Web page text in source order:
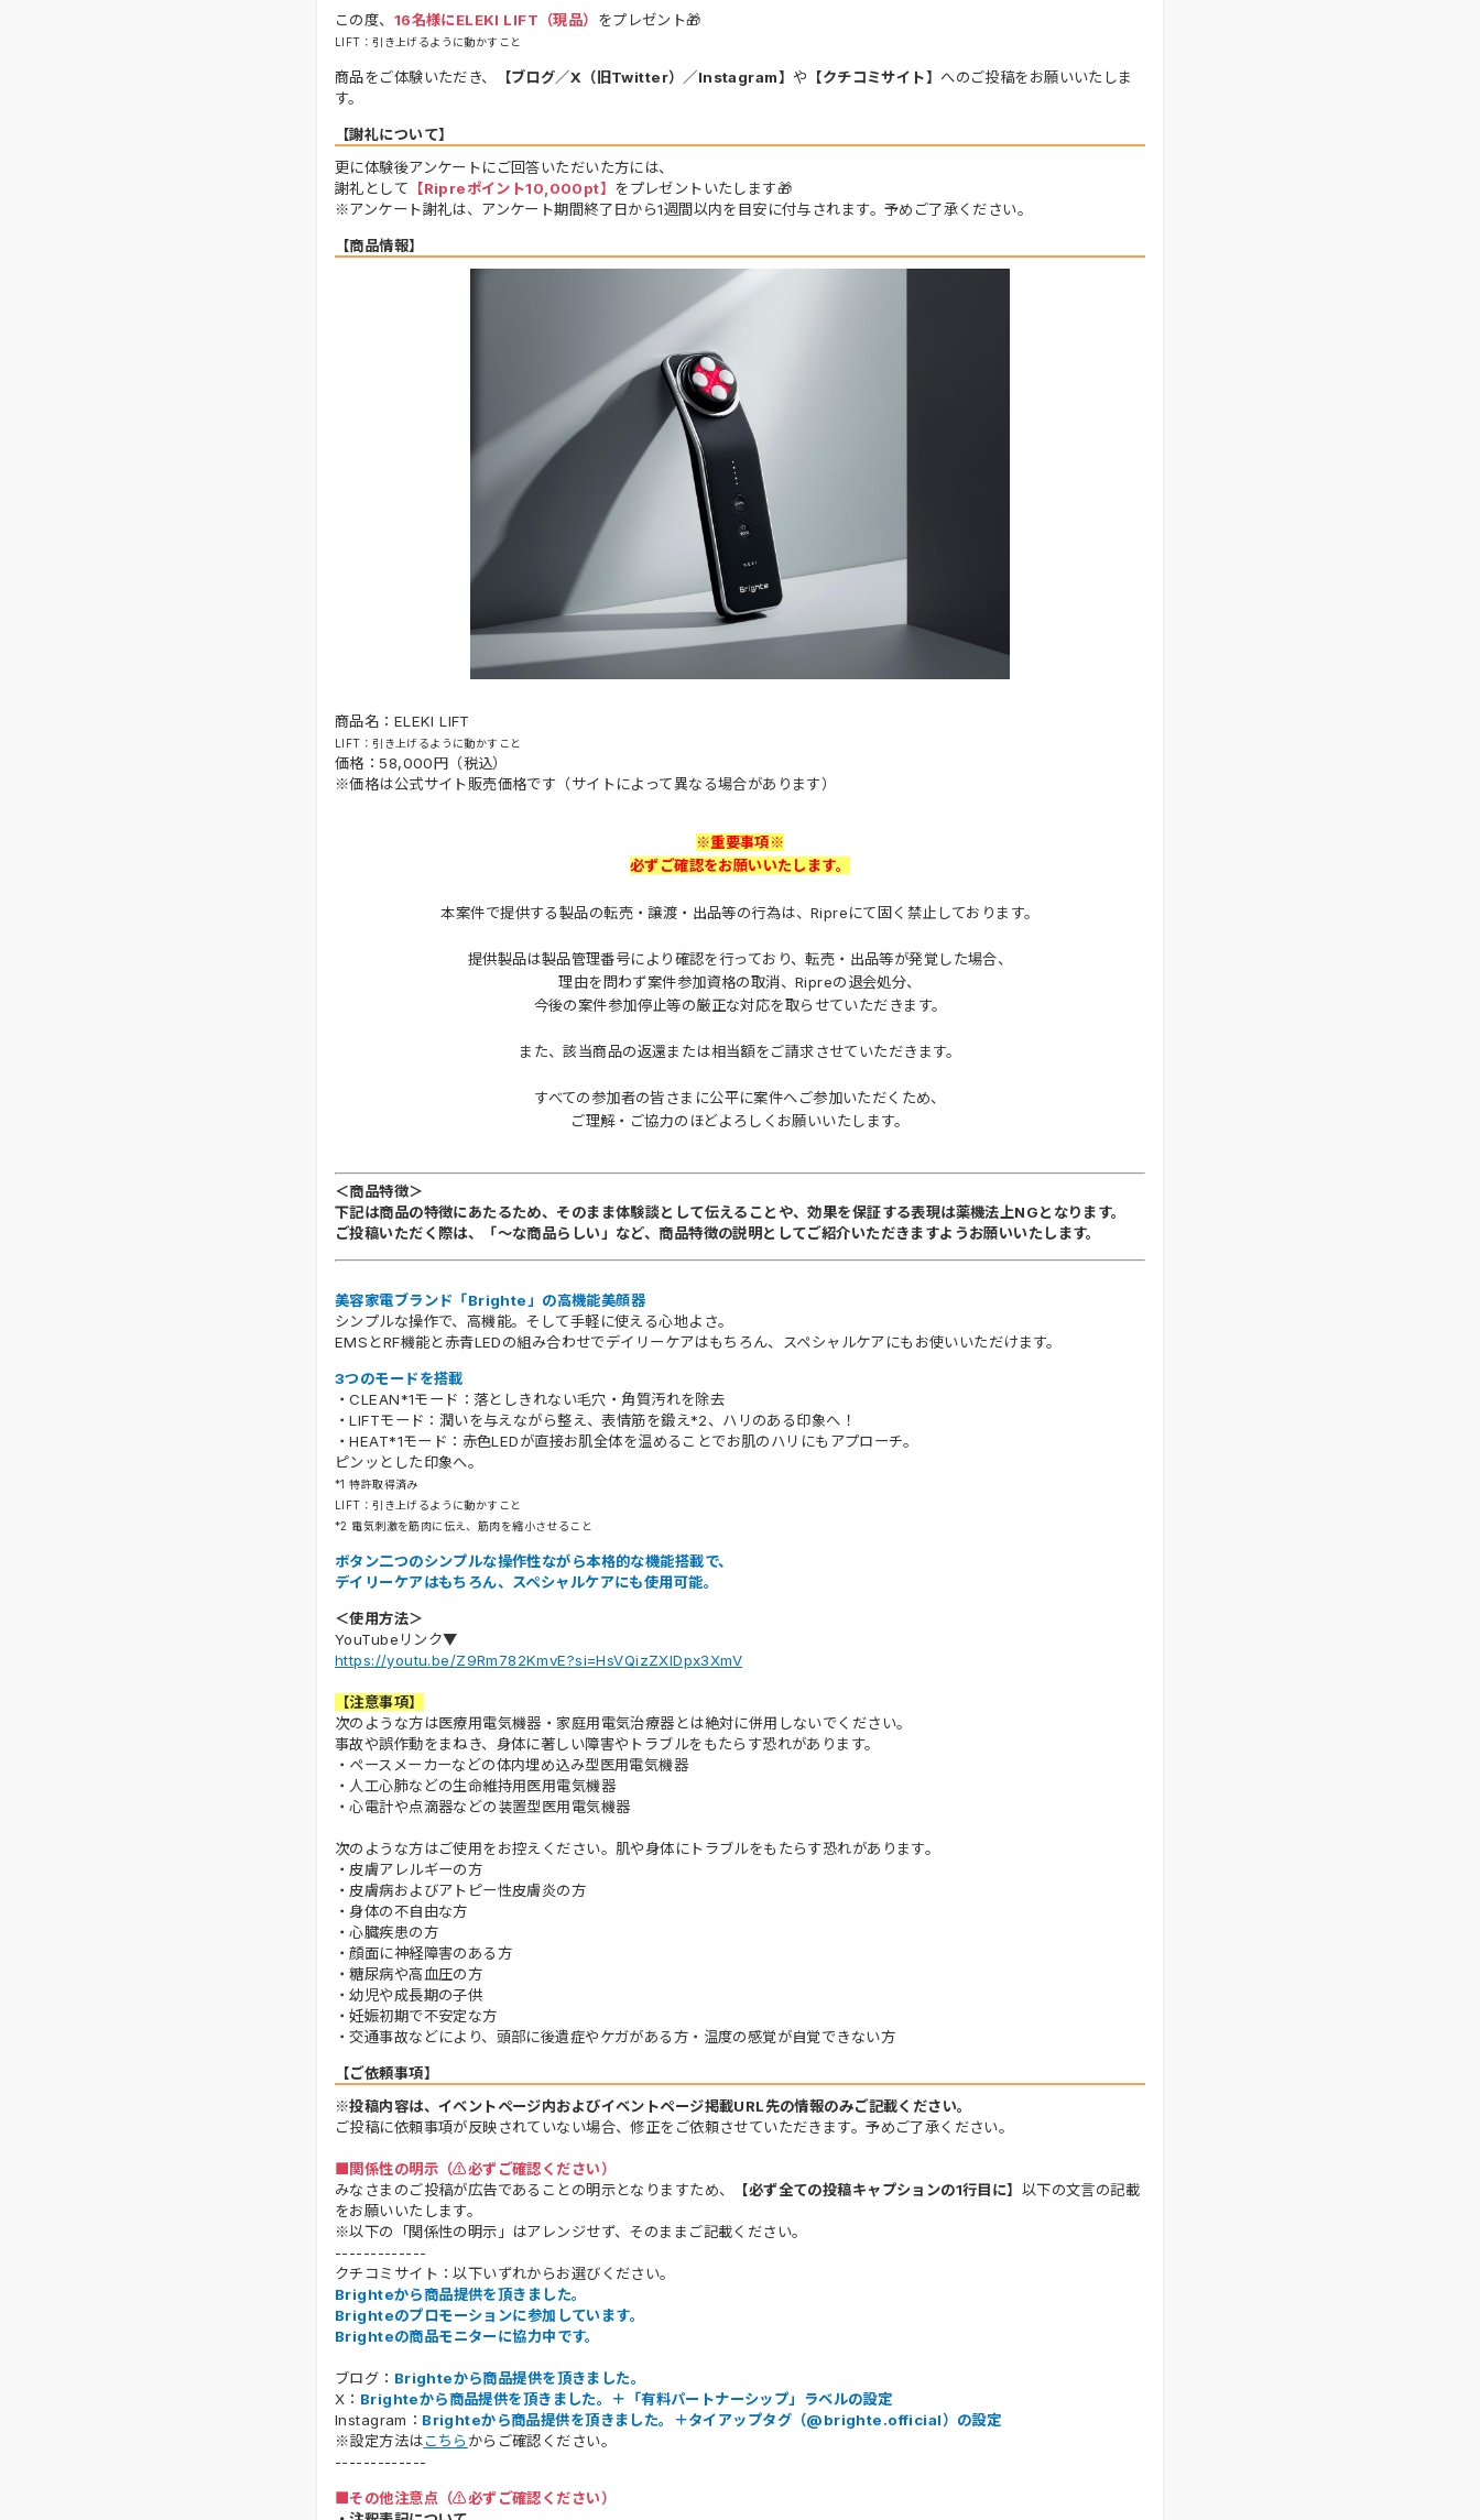
この度、 16名様にELEKI LIFT（現品） をプレゼント🎁
LIFT：引き上げるように動かすこと
商品をご体験いただき、 【ブログ／X（旧Twitter）／Instagram】 や 【クチコミサイト】 へのご投稿をお願いいたしま
す。
【謝礼について】
更に体験後アンケートにご回答いただいた方には、
謝礼として 【Ripreポイント10,000pt】 をプレゼントいたします🎁
※アンケート謝礼は、アンケート期間終了日から1週間以内を目安に付与されます。予めご了承ください。
【商品情報】
商品名：ELEKI LIFT
LIFT：引き上げるように動かすこと
価格：58,000円（税込）
※価格は公式サイト販売価格です（サイトによって異なる場合があります）
※重要事項※
必ずご確認をお願いいたします。
本案件で提供する製品の転売・譲渡・出品等の行為は、Ripreにて固く禁止しております。
提供製品は製品管理番号により確認を行っており、転売・出品等が発覚した場合、
理由を問わず案件参加資格の取消、Ripreの退会処分、
今後の案件参加停止等の厳正な対応を取らせていただきます。
また、該当商品の返還または相当額をご請求させていただきます。
すべての参加者の皆さまに公平に案件へご参加いただくため、
ご理解・ご協力のほどよろしくお願いいたします。
＜商品特徴＞
下記は商品の特徴にあたるため、そのまま体験談として伝えることや、効果を保証する表現は薬機法上NGとなります。
ご投稿いただく際は、「～な商品らしい」など、商品特徴の説明としてご紹介いただきますようお願いいたします。
美容家電ブランド「Brighte」の高機能美顔器
シンプルな操作で、高機能。そして手軽に使える心地よさ。
EMSとRF機能と赤青LEDの組み合わせでデイリーケアはもちろん、スペシャルケアにもお使いいただけます。
3つのモードを搭載
・CLEAN*1モード：落としきれない毛穴・角質汚れを除去
・LIFTモード：潤いを与えながら整え、表情筋を鍛え*2、ハリのある印象へ！
・HEAT*1モード：赤色LEDが直接お肌全体を温めることでお肌のハリにもアプローチ。
ピンッとした印象へ。
*1 特許取得済み
LIFT：引き上げるように動かすこと
*2 電気刺激を筋肉に伝え、筋肉を縮小させること
ボタン二つのシンプルな操作性ながら本格的な機能搭載で、
デイリーケアはもちろん、スペシャルケアにも使用可能。
＜使用方法＞
YouTubeリンク▼
https://youtu.be/Z9Rm782KmvE?si=HsVQizZXlDpx3XmV
【注意事項】
次のような方は医療用電気機器・家庭用電気治療器とは絶対に併用しないでください。
事故や誤作動をまねき、身体に著しい障害やトラブルをもたらす恐れがあります。
・ペースメーカーなどの体内埋め込み型医用電気機器
・人工心肺などの生命維持用医用電気機器
・心電計や点滴器などの装置型医用電気機器
次のような方はご使用をお控えください。肌や身体にトラブルをもたらす恐れがあります。
・皮膚アレルギーの方
・皮膚病およびアトピー性皮膚炎の方
・身体の不自由な方
・心臓疾患の方
・顔面に神経障害のある方
・糖尿病や高血圧の方
・幼児や成長期の子供
・妊娠初期で不安定な方
・交通事故などにより、頭部に後遺症やケガがある方・温度の感覚が自覚できない方
【ご依頼事項】
※投稿内容は、イベントページ内およびイベントページ掲載URL先の情報のみご記載ください。
ご投稿に依頼事項が反映されていない場合、修正をご依頼させていただきます。予めご了承ください。
■関係性の明示（⚠️必ずご確認ください）
みなさまのご投稿が広告であることの明示となりますため、
【必ず全ての投稿キャプションの1行目に】 以下の文言の記載
をお願いいたします。
※以下の「関係性の明示」はアレンジせず、そのままご記載ください。
-------------
クチコミサイト：以下いずれからお選びください。
Brighteから商品提供を頂きました。
Brighteのプロモーションに参加しています。
Brighteの商品モニターに協力中です。
ブログ： Brighteから商品提供を頂きました。
X： Brighteから商品提供を頂きました。＋「有料パートナーシップ」ラベルの設定
Instagram： Brighteから商品提供を頂きました。＋タイアップタグ（@brighte.official）の設定
※設定方法はこちら からご確認ください。
-------------
■その他注意点（⚠️必ずご確認ください）